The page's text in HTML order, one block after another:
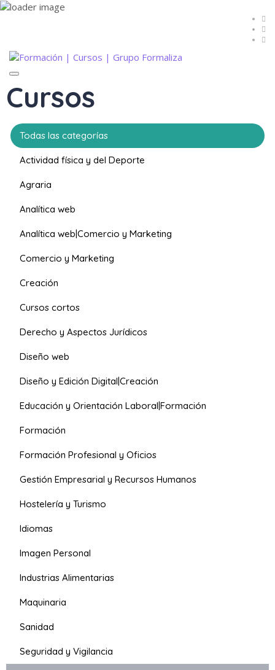
Toggle
navigation
Cursos
Todas las categorías
Actividad física y del Deporte
Agraria
Analítica web
Analítica web|Comercio y Marketing
Comercio y Marketing
Creación
Cursos cortos
Derecho y Aspectos Jurídicos
Diseño web
Diseño y Edición Digital|Creación
Educación y Orientación Laboral|Formación
Formación
Formación Profesional y Oficios
Gestión Empresarial y Recursos Humanos
Hostelería y Turismo
Idiomas
Imagen Personal
Industrias Alimentarias
Maquinaria
Sanidad
Seguridad y Vigilancia